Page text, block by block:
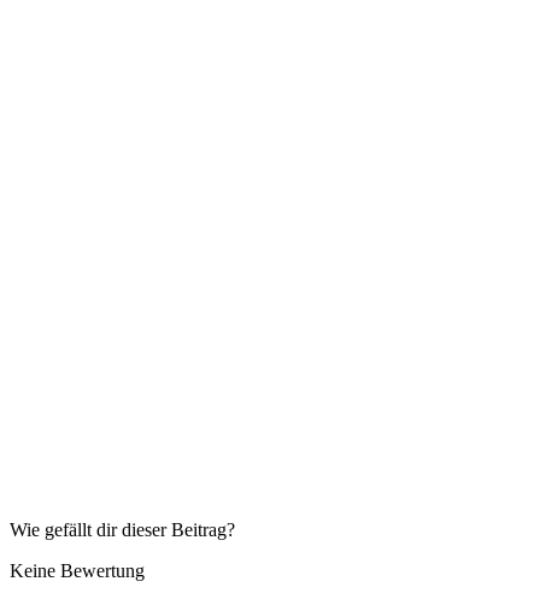
Wie gefällt dir dieser Beitrag?
Keine Bewertung